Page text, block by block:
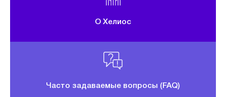
О Хелиос
Часто задаваемые вопросы (FAQ)